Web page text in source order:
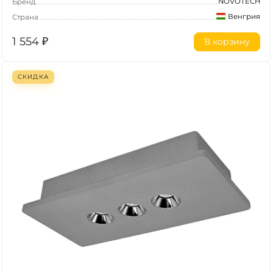
Бренд
Страна
Венгрия
1 554 ₽ В корзину
СКИДКА